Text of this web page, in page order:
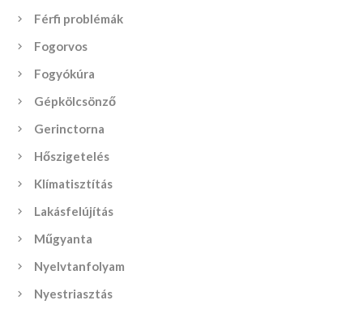
Férfi problémák
Fogorvos
Fogyókúra
Gépkölcsönző
Gerinctorna
Hőszigetelés
Klímatisztítás
Lakásfelújítás
Műgyanta
Nyelvtanfolyam
Nyestriasztás